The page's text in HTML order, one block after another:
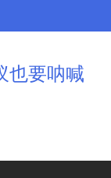
也要呐喊